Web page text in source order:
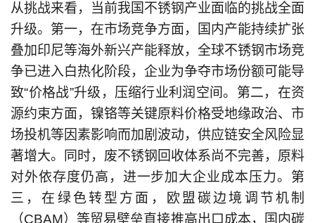
从挑战来看，当前我国不锈钢产业面临的挑战全面
升级。第一，在市场竞争方面，国内产能持续扩张
叠加印尼等海外新兴产能释放，全球不锈钢市场竞
争已进入白热化阶段，企业为争夺市场份额可能导
致“价格战”升级，压缩行业利润空间。第二，在资
源约束方面，镍铬等关键原料价格受地缘政治、市
场投机等因素影响而加剧波动，供应链安全风险显
著增大。同时，废不锈钢回收体系尚不完善，原料
对外依存度仍高，进一步加大企业成本压力。第
三，在绿色转型方面，欧盟碳边境调节机制
（CBAM）等贸易壁垒直接推高出口成本，国内碳